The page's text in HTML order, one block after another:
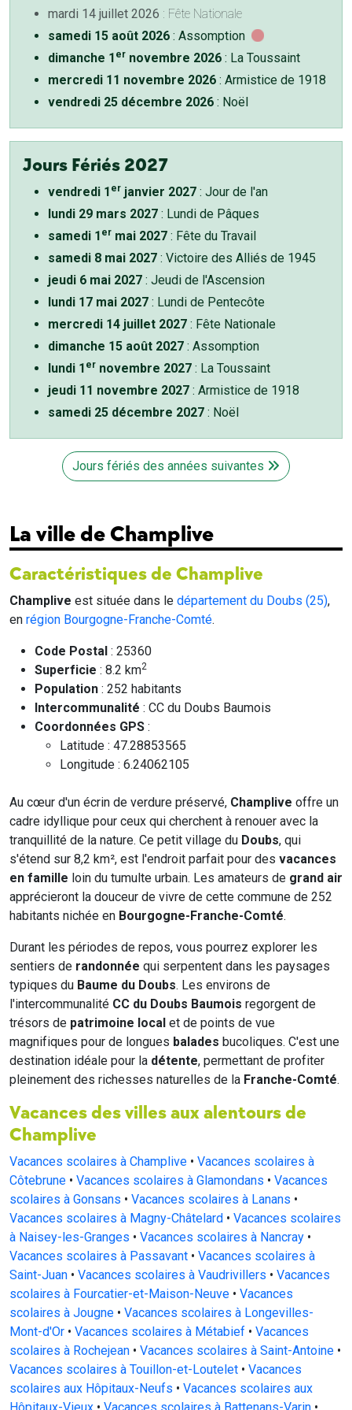
mardi 14 juillet 2026 : Fête Nationale
samedi 15 août 2026 : Assomption
dimanche 1 er novembre 2026 : La Toussaint
mercredi 11 novembre 2026 : Armistice de 1918
vendredi 25 décembre 2026 : Noël
Jours Fériés 2027
vendredi 1 er janvier 2027 : Jour de l'an
lundi 29 mars 2027 : Lundi de Pâques
samedi 1 er mai 2027 : Fête du Travail
samedi 8 mai 2027 : Victoire des Alliés de 1945
jeudi 6 mai 2027 : Jeudi de l'Ascension
lundi 17 mai 2027 : Lundi de Pentecôte
mercredi 14 juillet 2027 : Fête Nationale
dimanche 15 août 2027 : Assomption
lundi 1 er novembre 2027 : La Toussaint
jeudi 11 novembre 2027 : Armistice de 1918
samedi 25 décembre 2027 : Noël
Jours fériés des années suivantes
La ville de Champlive
Caractéristiques de Champlive
Champlive est située dans le département du Doubs (25),
en région Bourgogne-Franche-Comté.
Code Postal : 25360
Superficie : 8.2 km2
Population : 252 habitants
Intercommunalité : CC du Doubs Baumois
Coordonnées GPS :
Latitude : 47.28853565
Longitude : 6.24062105
Au cœur d'un écrin de verdure préservé, Champlive offre un
cadre idyllique pour ceux qui cherchent à renouer avec la
tranquillité de la nature. Ce petit village du Doubs, qui
s'étend sur 8,2 km², est l'endroit parfait pour des vacances
en famille loin du tumulte urbain. Les amateurs de grand air
apprécieront la douceur de vivre de cette commune de 252
habitants nichée en Bourgogne-Franche-Comté.
Durant les périodes de repos, vous pourrez explorer les
sentiers de randonnée qui serpentent dans les paysages
typiques du Baume du Doubs. Les environs de
l'intercommunalité CC du Doubs Baumois regorgent de
trésors de patrimoine local et de points de vue
magnifiques pour de longues balades bucoliques. C'est une
destination idéale pour la détente, permettant de profiter
pleinement des richesses naturelles de la Franche-Comté.
Vacances des villes aux alentours de
Champlive
Vacances scolaires à Champlive • Vacances scolaires à
Côtebrune • Vacances scolaires à Glamondans • Vacances
scolaires à Gonsans • Vacances scolaires à Lanans •
Vacances scolaires à Magny-Châtelard • Vacances scolaires
à Naisey-les-Granges • Vacances scolaires à Nancray •
Vacances scolaires à Passavant • Vacances scolaires à
Saint-Juan • Vacances scolaires à Vaudrivillers • Vacances
scolaires à Fourcatier-et-Maison-Neuve • Vacances
scolaires à Jougne • Vacances scolaires à Longevilles-
Mont-d'Or • Vacances scolaires à Métabief • Vacances
scolaires à Rochejean • Vacances scolaires à Saint-Antoine •
Vacances scolaires à Touillon-et-Loutelet • Vacances
scolaires aux Hôpitaux-Neufs • Vacances scolaires aux